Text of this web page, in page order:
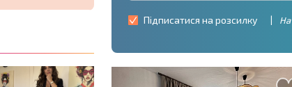
Підписатися на розсилку